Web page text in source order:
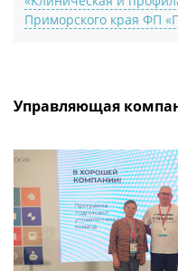
Приморского края ФП
Управляющая